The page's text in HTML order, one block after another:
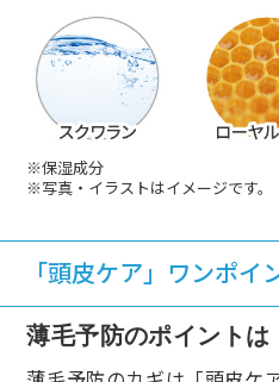
※保湿成分
※写真・イラストはイメージです。
「頭皮ケア」ワンポイ
薄毛予防のポイントは